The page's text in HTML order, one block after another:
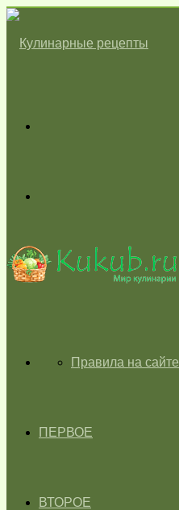
skin
ГЛАВНАЯПравила на сайте
ПЕРВОЕ
ВТОРОЕ